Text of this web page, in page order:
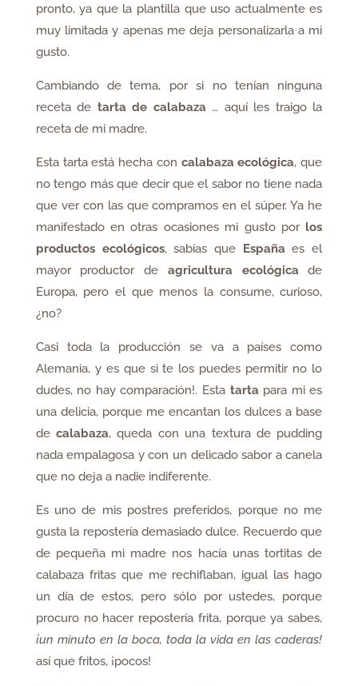
pronto, ya que la plantilla que uso actualmente es
muy limitada y apenas me deja personalizarla a mi
gusto.
Cambiando de tema, por si no tenían ninguna
receta de tarta de calabaza … aquí les traigo la
receta de mi madre.
Esta tarta está hecha con calabaza ecológica, que
no tengo más que decir que el sabor no tiene nada
que ver con las que compramos en el súper. Ya he
manifestado en otras ocasiones mi gusto por los
productos ecológicos, sabías que España es el
mayor productor de agricultura ecológica de
Europa, pero el que menos la consume, curioso,
¿no?
Casi toda la producción se va a países como
Alemania, y es que si te los puedes permitir no lo
dudes, no hay comparación!. Esta tarta para mi es
una delicia, porque me encantan los dulces a base
decalabaza, queda con una textura de pudding
nada empalagosa y con un delicado sabor a canela
que no deja a nadie indiferente.
Es uno de mis postres preferidos, porque no me
gusta la repostería demasiado dulce. Recuerdo que
de pequeña mi madre nos hacía unas tortitas de
calabaza fritas que me rechiflaban, igual las hago
un día de estos, pero sólo por ustedes, porque
procuro no hacer repostería frita, porque ya sabes,
¡un minuto en la boca, toda la vida en las caderas!
así que fritos, ¡pocos!